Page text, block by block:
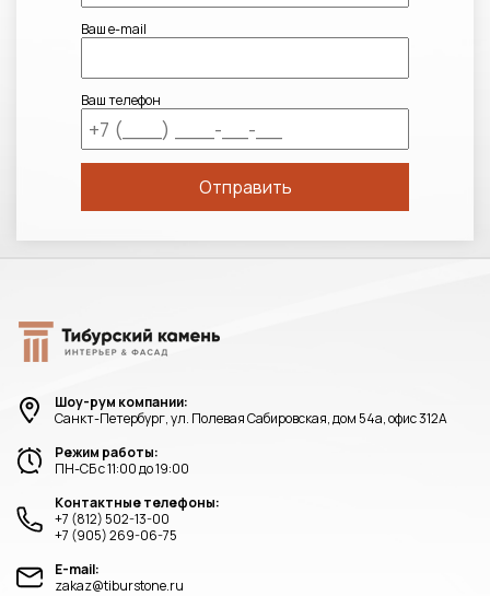
Ваш e-mail
Ваш телефон
Шоу-рум компании:
Санкт-Петербург, ул. Полевая Сабировская, дом 54а, офис 312А
Режим работы:
ПН-СБ с 11:00 до 19:00
Контактные телефоны:
+7 (812) 502-13-00
+7 (905) 269-06-75
E-mail:
zakaz@tiburstone.ru